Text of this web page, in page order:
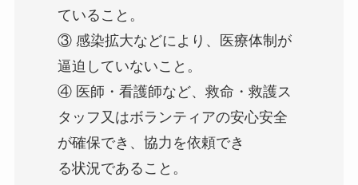
ていること。
③ 感染拡大などにより、医療体制が
逼迫していないこと。
④ 医師・看護師など、救命・救護ス
タッフ又はボランティアの安心安全
が確保でき、協力を依頼でき
る状況であること。